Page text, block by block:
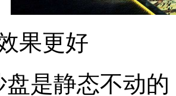
果更好
盘是静态不动